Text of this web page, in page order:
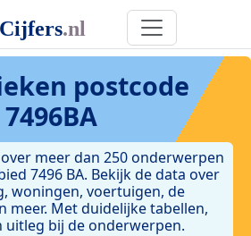
postcode
7496BA
meer dan 250 onderwerpen
7496 BA. Bekijk de data over
woningen, voertuigen, de
meer. Met duidelijke tabellen,
uitleg bij de onderwerpen.